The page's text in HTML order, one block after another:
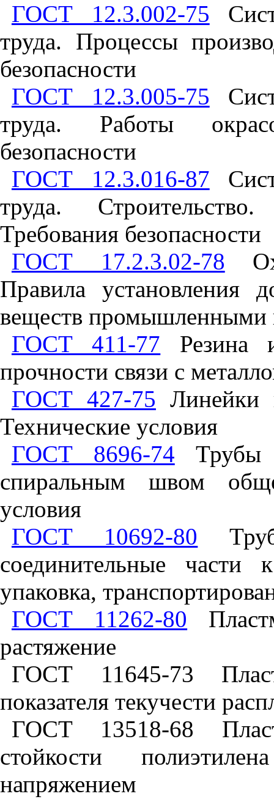
ГОСТ 12.3.002-75
труда. Процессы
безопасности
ГОСТ 12.3.005-75
труда. Работы
безопасности
ГОСТ 12.3.016-87
труда.
Требования безопасности
ГОСТ 17.2.3.02-78
Правила установления
веществ промышленными
ГОСТ 411-77 Резина
прочности связи с
ГОСТ 427-75 Линейки
Технические условия
ГОСТ 8696-74 Трубы
спиральным швом
условия
ГОСТ 10692-80
соединительные
упаковка,
ГОСТ 11262-80
растяжение
ГОСТ 11645-73
показателя текучести
ГОСТ 13518-68
стойкости
напряжением